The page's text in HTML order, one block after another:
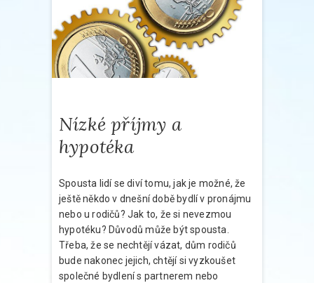
Nízké příjmy a
hypotéka
Spousta lidí se diví tomu, jak je možné, že
ještě někdo v dnešní době bydlí v pronájmu
nebo u rodičů? Jak to, že si nevezmou
hypotéku? Důvodů může být spousta.
Třeba, že se nechtějí vázat, dům rodičů
bude nakonec jejich, chtějí si vyzkoušet
společné bydlení s partnerem nebo